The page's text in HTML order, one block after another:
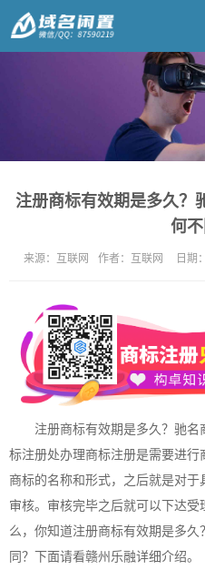
注册商标有效期是多久？
何不
来源： 互联网 作者： 互联网 日期：
注册商标有效期是多久？驰名
标注册处办理商标注册是需要进
商标的名称和形式，之后就是对
审核。审核完毕之后就可以下达
么，你知道注册商标有效期是多
同？下面请看赣州乐融详细介绍。